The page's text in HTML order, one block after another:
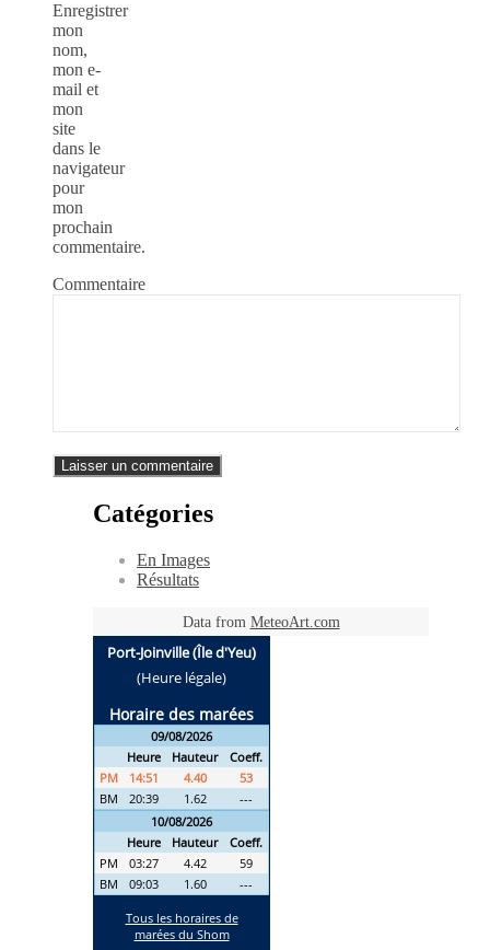
Enregistrer
mon
nom,
mon e-
mail et
mon
site
dans le
navigateur
pour
mon
prochain
commentaire.
Commentaire
Catégories
En Images
Résultats
Data from MeteoArt.com